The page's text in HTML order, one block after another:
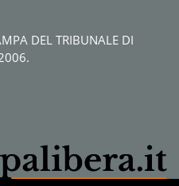
DEL TRIBUNALE DI